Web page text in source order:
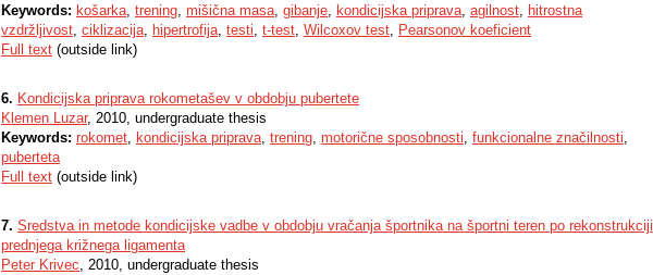
Keywords: košarka, trening, mišična masa, gibanje, kondicijska priprava, agilnost, hitrostna
vzdržljivost, ciklizacija, hipertrofija, testi, t-test, Wilcoxov test, Pearsonov koeficient
Full text (outside link)
6. Kondicijska priprava rokometašev v obdobju pubertete
Klemen Luzar, 2010, undergraduate thesis
Keywords: rokomet, kondicijska priprava, trening, motorične sposobnosti, funkcionalne značilnosti,
puberteta
Full text (outside link)
7. Sredstva in metode kondicijske vadbe v obdobju vračanja športnika na športni teren po rekonstrukciji
prednjega križnega ligamenta
Peter Krivec, 2010, undergraduate thesis